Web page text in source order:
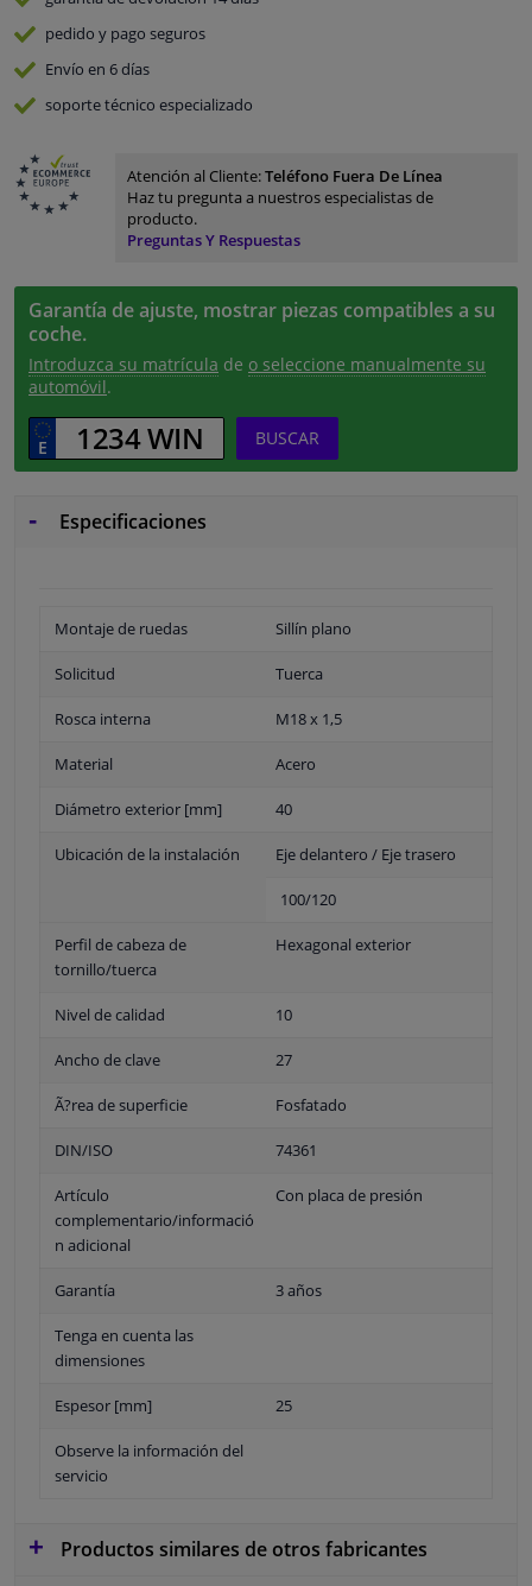
pedido y pago seguros
Envío en 6 días
soporte técnico especializado
Atención al Cliente:Teléfono Fuera De Línea
Haz tu pregunta a nuestros especialistas de
producto.
Preguntas Y Respuestas
Garantía de ajuste, mostrar piezas compatibles a su
coche.
Introduzca su matrícula de o seleccione manualmente su
automóvil.
BUSCAR
Especificaciones
Montaje de ruedas Sillín plano
Solicitud Tuerca
Rosca interna M18 x 1,5
Material Acero
Diámetro exterior [mm] 40
Ubicación de la instalación Eje delantero / Eje trasero
100/120
Perfil de cabeza de
tornillo/tuerca
Hexagonal exterior
Nivel de calidad 10
Ancho de clave 27
Ã?rea de superficie Fosfatado
DIN/ISO 74361
Artículo
complementario/informació
n adicional
Con placa de presión
Garantía 3 años
Tenga en cuenta las
dimensiones
Espesor [mm] 25
Observe la información del
servicio
Productos similares de otros fabricantes